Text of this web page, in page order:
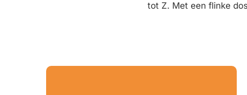
tot Z. Met een flinke